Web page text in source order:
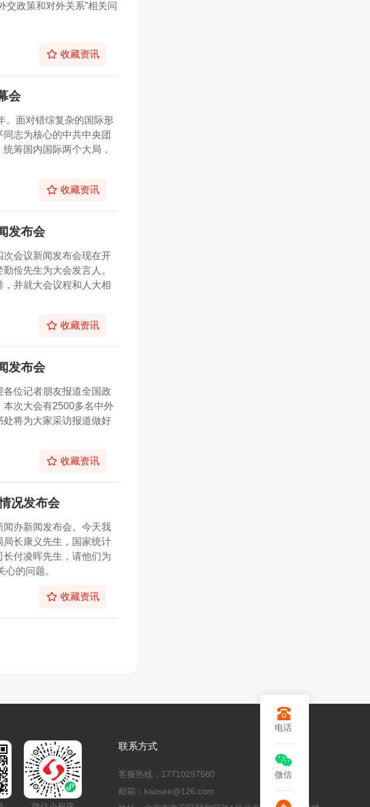
交政策和对外关系”相关问
收藏资讯
会
。面对错综复杂的国际形
志为核心的中共中央团
筹国内国际两个大局，
收藏资讯
发布会
会议新闻发布会现在开
俭先生为大会发言人。
并就大会议程和人大相
收藏资讯
发布会
位记者朋友报道全国政
次大会有2500多名中外
将为大家采访报道做好
收藏资讯
况发布会
办新闻发布会。今天我
长康义先生，国家统计
付凌晖先生，请他们为
的问题。
收藏资讯
联系方式
客服热线：17710297580
邮箱：kaosee@126.com
电话
微信